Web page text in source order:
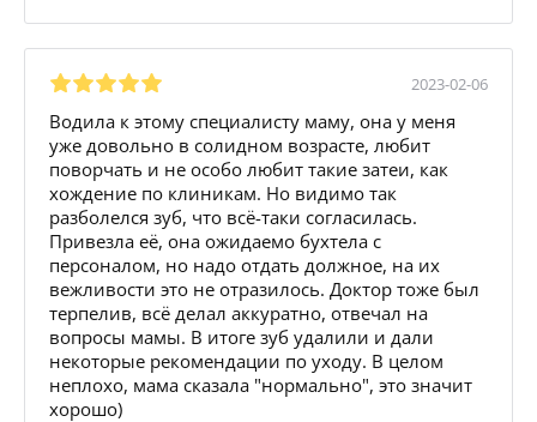
2023-02-06
Водила к этому специалисту маму, она у меня
уже довольно в солидном возрасте, любит
поворчать и не особо любит такие затеи, как
хождение по клиникам. Но видимо так
разболелся зуб, что всё-таки согласилась.
Привезла её, она ожидаемо бухтела с
персоналом, но надо отдать должное, на их
вежливости это не отразилось. Доктор тоже был
терпелив, всё делал аккуратно, отвечал на
вопросы мамы. В итоге зуб удалили и дали
некоторые рекомендации по уходу. В целом
неплохо, мама сказала "нормально", это значит
хорошо)